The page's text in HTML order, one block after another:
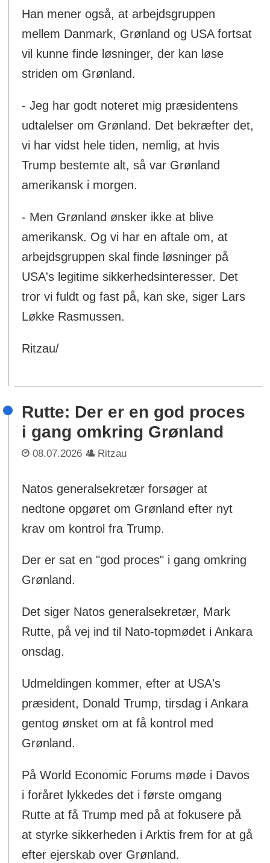
Han mener også, at arbejdsgruppen
mellem Danmark, Grønland og USA fortsat
vil kunne finde løsninger, der kan løse
striden om Grønland.
- Jeg har godt noteret mig præsidentens
udtalelser om Grønland. Det bekræfter det,
vi har vidst hele tiden, nemlig, at hvis
Trump bestemte alt, så var Grønland
amerikansk i morgen.
- Men Grønland ønsker ikke at blive
amerikansk. Og vi har en aftale om, at
arbejdsgruppen skal finde løsninger på
USA's legitime sikkerhedsinteresser. Det
tror vi fuldt og fast på, kan ske, siger Lars
Løkke Rasmussen.
Ritzau/
Rutte: Der er en god proces
i gang omkring Grønland
08.07.2026 Ritzau
Natos generalsekretær forsøger at
nedtone opgøret om Grønland efter nyt
krav om kontrol fra Trump.
Der er sat en "god proces" i gang omkring
Grønland.
Det siger Natos generalsekretær, Mark
Rutte, på vej ind til Nato-topmødet i Ankara
onsdag.
Udmeldingen kommer, efter at USA's
præsident, Donald Trump, tirsdag i Ankara
gentog ønsket om at få kontrol med
Grønland.
På World Economic Forums møde i Davos
i foråret lykkedes det i første omgang
Rutte at få Trump med på at fokusere på
at styrke sikkerheden i Arktis frem for at gå
efter ejerskab over Grønland.